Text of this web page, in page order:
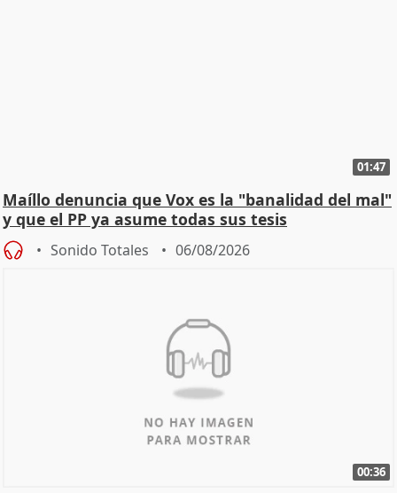
01:47
Maíllo denuncia que Vox es la "banalidad del mal"
y que el PP ya asume todas sus tesis
Sonido Totales 06/08/2026
00:36